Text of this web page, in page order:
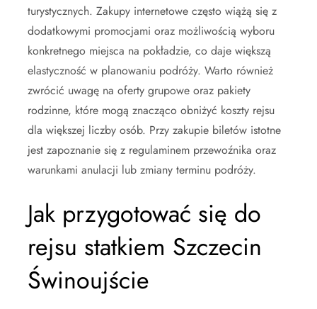
turystycznych. Zakupy internetowe często wiążą się z
dodatkowymi promocjami oraz możliwością wyboru
konkretnego miejsca na pokładzie, co daje większą
elastyczność w planowaniu podróży. Warto również
zwrócić uwagę na oferty grupowe oraz pakiety
rodzinne, które mogą znacząco obniżyć koszty rejsu
dla większej liczby osób. Przy zakupie biletów istotne
jest zapoznanie się z regulaminem przewoźnika oraz
warunkami anulacji lub zmiany terminu podróży.
Jak przygotować się do
rejsu statkiem Szczecin
Świnoujście